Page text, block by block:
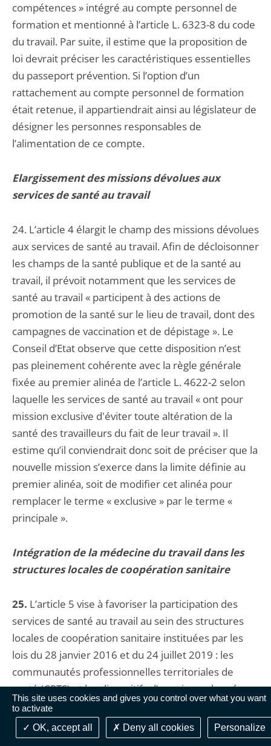
This site uses cookies and gives you control over what you want
to activate
OK, accept all
Deny all cookies Personalize
compétences » intégré au compte personnel de
formation et mentionné à l’article L. 6323-8 du code
du travail. Par suite, il estime que la proposition de
loi devrait préciser les caractéristiques essentielles
du passeport prévention. Si l’option d’un
rattachement au compte personnel de formation
était retenue, il appartiendrait ainsi au législateur de
désigner les personnes responsables de
l’alimentation de ce compte.
Elargissement des missions dévolues aux
services de santé au travail
24. L’article 4 élargit le champ des missions dévolues
aux services de santé au travail. Afin de décloisonner
les champs de la santé publique et de la santé au
travail, il prévoit notamment que les services de
santé au travail « participent à des actions de
promotion de la santé sur le lieu de travail, dont des
campagnes de vaccination et de dépistage ». Le
Conseil d’Etat observe que cette disposition n’est
pas pleinement cohérente avec la règle générale
fixée au premier alinéa de l’article L. 4622-2 selon
laquelle les services de santé au travail « ont pour
mission exclusive d'éviter toute altération de la
santé des travailleurs du fait de leur travail ». Il
estime qu’il conviendrait donc soit de préciser que la
nouvelle mission s’exerce dans la limite définie au
premier alinéa, soit de modifier cet alinéa pour
remplacer le terme « exclusive » par le terme «
principale ».
Intégration de la médecine du travail dans les
structures locales de coopération sanitaire
25. L’article 5 vise à favoriser la participation des
services de santé au travail au sein des structures
locales de coopération sanitaire instituées par les
lois du 28 janvier 2016 et du 24 juillet 2019 : les
communautés professionnelles territoriales de
santé (CPTS) et les dispositifs d’appui coordonné
(DAC). Le Conseil d’Etat estime que les dispositions
modifiant le code de la santé publique appellent
deux ajustements de rédaction. S’agissant des CPTS,